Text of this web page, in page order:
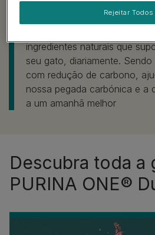
Com a nutrição de PURINA
ingredientes naturais que
seu gato, diariamente.
com redução de carbono,
nossa pegada carbónica e a
a um amanhã melhor
Descubra toda a
PURINA ONE®
Rejeitar Todos